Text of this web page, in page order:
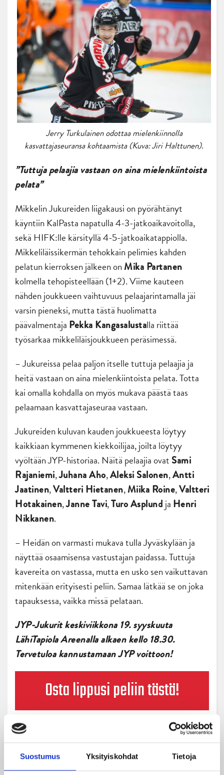
Suostumus Yksityiskohdat Tietoja
Jerry Turkulainen odottaa mielenkiinnolla
kasvattajaseuransa kohtaamista (Kuva: Jiri Halttunen).
”Tuttuja pelaajia vastaan on aina mielenkiintoista
pelata”
Mikkelin Jukureiden liigakausi on pyörähtänyt
käyntiin KalPasta napatulla 4-3-jatkoaikavoitolla,
sekä HIFK:lle kärsityllä 4-5-jatkoaikatappiolla.
Mikkeliläissikermän tehokkain pelimies kahden
pelatun kierroksen jälkeen onMika Partanen
kolmella tehopisteellään (1+2). Viime kauteen
nähden joukkueen vaihtuvuus pelaajarintamalla jäi
varsin pieneksi, mutta tästä huolimatta
päävalmentaja Pekka Kangasalustalla riittää
työsarkaa mikkeliläisjoukkueen peräsimessä.
– Jukureissa pelaa paljon itselle tuttuja pelaajia ja
heitä vastaan on aina mielenkiintoista pelata. Totta
kai omalla kohdalla on myös mukava päästä taas
pelaamaan kasvattajaseuraa vastaan.
Jukureiden kuluvan kauden joukkueesta löytyy
kaikkiaan kymmenen kiekkoilijaa, joilta löytyy
vyöltään JYP-historiaa. Näitä pelaajia ovat Sami
Rajaniemi,Juhana Aho,Aleksi Salonen,Antti
Jaatinen,Valtteri Hietanen,Miika Roine,Valtteri
Hotakainen,Janne Tavi,Turo Asplund ja Henri
Nikkanen.
– Heidän on varmasti mukava tulla Jyväskylään ja
näyttää osaamisensa vastustajan paidassa. Tuttuja
kavereita on vastassa, mutta en usko sen vaikuttavan
mitenkään erityisesti peliin. Samaa lätkää se on joka
tapauksessa, vaikka missä pelataan.
JYP-Jukurit keskiviikkona 19. syyskuuta
LähiTapiola Areenalla alkaen kello 18.30.
Tervetuloa kannustamaan JYP voittoon!
Osta lippusi peliin tästä!